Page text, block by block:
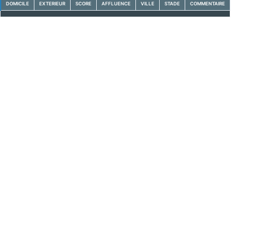
DOMICILE EXTERIEUR SCORE AFFLUENCE VILLE STADE COMMENTAIRE